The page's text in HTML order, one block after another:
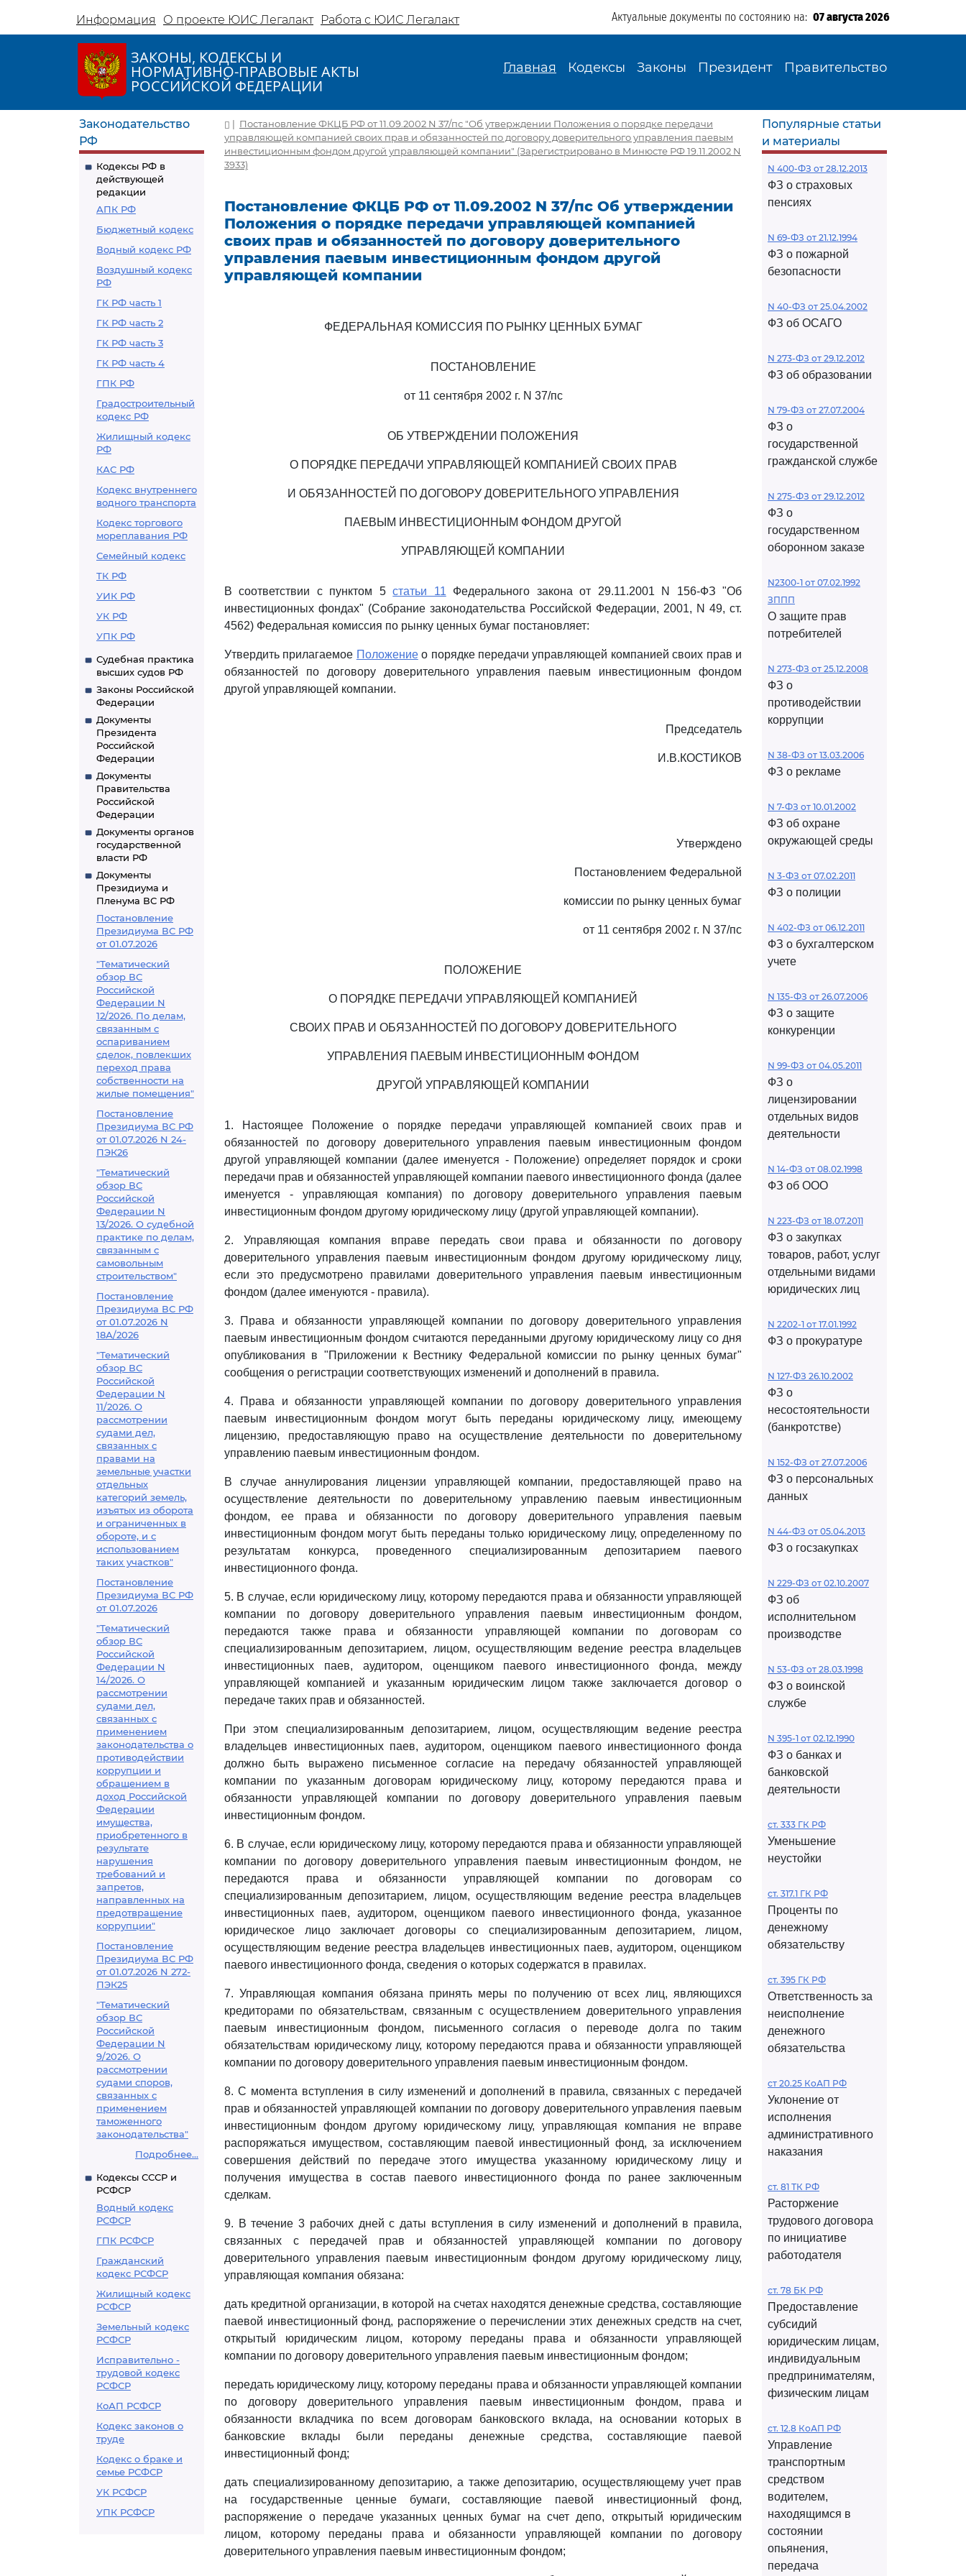
Информация О проекте ЮИС Легалакт Работа с ЮИС Легалакт Актуальные документы по состоянию на: 07 августа 2026
ЗАКОНЫ, КОДЕКСЫ И
НОРМАТИВНО-ПРАВОВЫЕ АКТЫ
РОССИЙСКОЙ ФЕДЕРАЦИИ
Главная Кодексы Законы Президент Правительство
Законодательство
РФ
Кодексы РФ в
действующей
редакции
АПК РФ
Бюджетный кодекс
Водный кодекс РФ
Воздушный кодекс
РФ
ГК РФ часть 1
ГК РФ часть 2
ГК РФ часть 3
ГК РФ часть 4
ГПК РФ
Градостроительный
кодекс РФ
Жилищный кодекс
РФ
КАС РФ
Кодекс внутреннего
водного транспорта
Кодекс торгового
мореплавания РФ
Семейный кодекс
ТК РФ
УИК РФ
УК РФ
УПК РФ
Судебная практика
высших судов РФ
Законы Российской
Федерации
Документы
Президента
Российской
Федерации
Документы
Правительства
Российской
Федерации
Документы органов
государственной
власти РФ
Документы
Президиума и
Пленума ВС РФ
Постановление
Президиума ВС РФ
от 01.07.2026
"Тематический
обзор ВС
Российской
Федерации N
12/2026. По делам,
связанным с
оспариванием
сделок, повлекших
переход права
собственности на
жилые помещения"
Постановление
Президиума ВС РФ
от 01.07.2026 N 24-
ПЭК26
"Тематический
обзор ВС
Российской
Федерации N
13/2026. О судебной
практике по делам,
связанным с
самовольным
строительством"
Постановление
Президиума ВС РФ
от 01.07.2026 N
18А/2026
"Тематический
обзор ВС
Российской
Федерации N
11/2026. О
рассмотрении
судами дел,
связанных с
правами на
земельные участки
отдельных
категорий земель,
изъятых из оборота
и ограниченных в
обороте, и с
использованием
таких участков"
Постановление
Президиума ВС РФ
от 01.07.2026
"Тематический
обзор ВС
Российской
Федерации N
14/2026. О
рассмотрении
судами дел,
связанных с
применением
законодательства о
противодействии
коррупции и
обращением в
доход Российской
Федерации
имущества,
приобретенного в
результате
нарушения
требований и
запретов,
направленных на
предотвращение
коррупции"
Постановление
Президиума ВС РФ
от 01.07.2026 N 272-
ПЭК25
"Тематический
обзор ВС
Российской
Федерации N
9/2026. О
рассмотрении
судами споров,
связанных с
применением
таможенного
законодательства"
Подробнее...
Кодексы СССР и
РСФСР
Водный кодекс
РСФСР
ГПК РСФСР
Гражданский
кодекс РСФСР
Жилищный кодекс
РСФСР
Земельный кодекс
РСФСР
Исправительно -
трудовой кодекс
РСФСР
КоАП РСФСР
Кодекс законов о
труде
Кодекс о браке и
семье РСФСР
УК РСФСР
УПК РСФСР
| Постановление ФКЦБ РФ от 11.09.2002 N 37/пс "Об утверждении Положения о порядке передачи
управляющей компанией своих прав и обязанностей по договору доверительного управления паевым
инвестиционным фондом другой управляющей компании" (Зарегистрировано в Минюсте РФ 19.11.2002 N
3933)
Постановление ФКЦБ РФ от 11.09.2002 N 37/пс Об утверждении
Положения о порядке передачи управляющей компанией
своих прав и обязанностей по договору доверительного
управления паевым инвестиционным фондом другой
управляющей компании
ФЕДЕРАЛЬНАЯ КОМИССИЯ ПО РЫНКУ ЦЕННЫХ БУМАГ
ПОСТАНОВЛЕНИЕ
от 11 сентября 2002 г. N 37/пс
ОБ УТВЕРЖДЕНИИ ПОЛОЖЕНИЯ
О ПОРЯДКЕ ПЕРЕДАЧИ УПРАВЛЯЮЩЕЙ КОМПАНИЕЙ СВОИХ ПРАВ
И ОБЯЗАННОСТЕЙ ПО ДОГОВОРУ ДОВЕРИТЕЛЬНОГО УПРАВЛЕНИЯ
ПАЕВЫМ ИНВЕСТИЦИОННЫМ ФОНДОМ ДРУГОЙ
УПРАВЛЯЮЩЕЙ КОМПАНИИ
В соответствии с пунктом 5статьи 11 Федерального закона от 29.11.2001 N 156-ФЗ "Об
инвестиционных фондах" (Собрание законодательства Российской Федерации, 2001, N 49, ст.
4562) Федеральная комиссия по рынку ценных бумаг постановляет:
Утвердить прилагаемое Положениео порядке передачи управляющей компанией своих прав и
обязанностей по договору доверительного управления паевым инвестиционным фондом
другой управляющей компании.
Председатель
И.В.КОСТИКОВ
Утверждено
Постановлением Федеральной
комиссии по рынку ценных бумаг
от 11 сентября 2002 г. N 37/пс
ПОЛОЖЕНИЕ
О ПОРЯДКЕ ПЕРЕДАЧИ УПРАВЛЯЮЩЕЙ КОМПАНИЕЙ
СВОИХ ПРАВ И ОБЯЗАННОСТЕЙ ПО ДОГОВОРУ ДОВЕРИТЕЛЬНОГО
УПРАВЛЕНИЯ ПАЕВЫМ ИНВЕСТИЦИОННЫМ ФОНДОМ
ДРУГОЙ УПРАВЛЯЮЩЕЙ КОМПАНИИ
1. Настоящее Положение о порядке передачи управляющей компанией своих прав и
обязанностей по договору доверительного управления паевым инвестиционным фондом
другой управляющей компании (далее именуется - Положение) определяет порядок и сроки
передачи прав и обязанностей управляющей компании паевого инвестиционного фонда (далее
именуется - управляющая компания) по договору доверительного управления паевым
инвестиционным фондом другому юридическому лицу (другой управляющей компании).
2. Управляющая компания вправе передать свои права и обязанности по договору
доверительного управления паевым инвестиционным фондом другому юридическому лицу,
если это предусмотрено правилами доверительного управления паевым инвестиционным
фондом (далее именуются - правила).
3. Права и обязанности управляющей компании по договору доверительного управления
паевым инвестиционным фондом считаются переданными другому юридическому лицу со дня
опубликования в "Приложении к Вестнику Федеральной комиссии по рынку ценных бумаг"
сообщения о регистрации соответствующих изменений и дополнений в правила.
4. Права и обязанности управляющей компании по договору доверительного управления
паевым инвестиционным фондом могут быть переданы юридическому лицу, имеющему
лицензию, предоставляющую право на осуществление деятельности по доверительному
управлению паевым инвестиционным фондом.
В случае аннулирования лицензии управляющей компании, предоставляющей право на
осуществление деятельности по доверительному управлению паевым инвестиционным
фондом, ее права и обязанности по договору доверительного управления паевым
инвестиционным фондом могут быть переданы только юридическому лицу, определенному по
результатам конкурса, проведенного специализированным депозитарием паевого
инвестиционного фонда.
5. В случае, если юридическому лицу, которому передаются права и обязанности управляющей
компании по договору доверительного управления паевым инвестиционным фондом,
передаются также права и обязанности управляющей компании по договорам со
специализированным депозитарием, лицом, осуществляющим ведение реестра владельцев
инвестиционных паев, аудитором, оценщиком паевого инвестиционного фонда, между
управляющей компанией и указанным юридическим лицом также заключается договор о
передаче таких прав и обязанностей.
При этом специализированным депозитарием, лицом, осуществляющим ведение реестра
владельцев инвестиционных паев, аудитором, оценщиком паевого инвестиционного фонда
должно быть выражено письменное согласие на передачу обязанностей управляющей
компании по указанным договорам юридическому лицу, которому передаются права и
обязанности управляющей компании по договору доверительного управления паевым
инвестиционным фондом.
6. В случае, если юридическому лицу, которому передаются права и обязанности управляющей
компании по договору доверительного управления паевым инвестиционным фондом, не
передаются права и обязанности управляющей компании по договорам со
специализированным депозитарием, лицом, осуществляющим ведение реестра владельцев
инвестиционных паев, аудитором, оценщиком паевого инвестиционного фонда, указанное
юридическое лицо заключает договоры со специализированным депозитарием, лицом,
осуществляющим ведение реестра владельцев инвестиционных паев, аудитором, оценщиком
паевого инвестиционного фонда, сведения о которых содержатся в правилах.
7. Управляющая компания обязана принять меры по получению от всех лиц, являющихся
кредиторами по обязательствам, связанным с осуществлением доверительного управления
паевым инвестиционным фондом, письменного согласия о переводе долга по таким
обязательствам юридическому лицу, которому передаются права и обязанности управляющей
компании по договору доверительного управления паевым инвестиционным фондом.
8. С момента вступления в силу изменений и дополнений в правила, связанных с передачей
прав и обязанностей управляющей компании по договору доверительного управления паевым
инвестиционным фондом другому юридическому лицу, управляющая компания не вправе
распоряжаться имуществом, составляющим паевой инвестиционный фонд, за исключением
совершения действий по передаче этого имущества указанному юридическому лицу и
получения имущества в состав паевого инвестиционного фонда по ранее заключенным
сделкам.
9. В течение 3 рабочих дней с даты вступления в силу изменений и дополнений в правила,
связанных с передачей прав и обязанностей управляющей компании по договору
доверительного управления паевым инвестиционным фондом другому юридическому лицу,
управляющая компания обязана:
дать кредитной организации, в которой на счетах находятся денежные средства, составляющие
паевой инвестиционный фонд, распоряжение о перечислении этих денежных средств на счет,
открытый юридическим лицом, которому переданы права и обязанности управляющей
компании по договору доверительного управления паевым инвестиционным фондом;
передать юридическому лицу, которому переданы права и обязанности управляющей компании
по договору доверительного управления паевым инвестиционным фондом, права и
обязанности вкладчика по всем договорам банковского вклада, на основании которых в
банковские вклады были переданы денежные средства, составляющие паевой
инвестиционный фонд;
дать специализированному депозитарию, а также депозитарию, осуществляющему учет прав
на государственные ценные бумаги, составляющие паевой инвестиционный фонд,
распоряжение о передаче указанных ценных бумаг на счет депо, открытый юридическим
лицом, которому переданы права и обязанности управляющей компании по договору
доверительного управления паевым инвестиционным фондом;
Популярные статьи
и материалы
N 400-ФЗ от 28.12.2013
ФЗ о страховых
пенсиях
N 69-ФЗ от 21.12.1994
ФЗ о пожарной
безопасности
N 40-ФЗ от 25.04.2002
ФЗ об ОСАГО
N 273-ФЗ от 29.12.2012
ФЗ об образовании
N 79-ФЗ от 27.07.2004
ФЗ о
государственной
гражданской службе
N 275-ФЗ от 29.12.2012
ФЗ о
государственном
оборонном заказе
N2300-1 от 07.02.1992
ЗППП
О защите прав
потребителей
N 273-ФЗ от 25.12.2008
ФЗ о
противодействии
коррупции
N 38-ФЗ от 13.03.2006
ФЗ о рекламе
N 7-ФЗ от 10.01.2002
ФЗ об охране
окружающей среды
N 3-ФЗ от 07.02.2011
ФЗ о полиции
N 402-ФЗ от 06.12.2011
ФЗ о бухгалтерском
учете
N 135-ФЗ от 26.07.2006
ФЗ о защите
конкуренции
N 99-ФЗ от 04.05.2011
ФЗ о
лицензировании
отдельных видов
деятельности
N 14-ФЗ от 08.02.1998
ФЗ об ООО
N 223-ФЗ от 18.07.2011
ФЗ о закупках
товаров, работ, услуг
отдельными видами
юридических лиц
N 2202-1 от 17.01.1992
ФЗ о прокуратуре
N 127-ФЗ 26.10.2002
ФЗ о
несостоятельности
(банкротстве)
N 152-ФЗ от 27.07.2006
ФЗ о персональных
данных
N 44-ФЗ от 05.04.2013
ФЗ о госзакупках
N 229-ФЗ от 02.10.2007
ФЗ об
исполнительном
производстве
N 53-ФЗ от 28.03.1998
ФЗ о воинской
службе
N 395-1 от 02.12.1990
ФЗ о банках и
банковской
деятельности
ст. 333 ГК РФ
Уменьшение
неустойки
ст. 317.1 ГК РФ
Проценты по
денежному
обязательству
ст. 395 ГК РФ
Ответственность за
неисполнение
денежного
обязательства
ст 20.25 КоАП РФ
Уклонение от
исполнения
административного
наказания
ст. 81 ТК РФ
Расторжение
трудового договора
по инициативе
работодателя
ст. 78 БК РФ
Предоставление
субсидий
юридическим лицам,
индивидуальным
предпринимателям,
физическим лицам
ст. 12.8 КоАП РФ
Управление
транспортным
средством
водителем,
находящимся в
состоянии
опьянения,
передача